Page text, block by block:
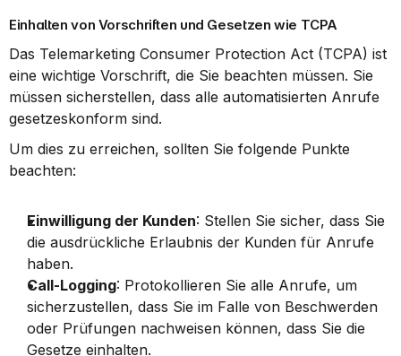
Einhalten von Vorschriften und Gesetzen wie TCPA
Das Telemarketing Consumer Protection Act (TCPA) ist
eine wichtige Vorschrift, die Sie beachten müssen. Sie
müssen sicherstellen, dass alle automatisierten Anrufe
gesetzeskonform sind.
Um dies zu erreichen, sollten Sie folgende Punkte
beachten:
Einwilligung der Kunden: Stellen Sie sicher, dass Sie
die ausdrückliche Erlaubnis der Kunden für Anrufe
haben.
Call-Logging: Protokollieren Sie alle Anrufe, um
sicherzustellen, dass Sie im Falle von Beschwerden
oder Prüfungen nachweisen können, dass Sie die
Gesetze einhalten.